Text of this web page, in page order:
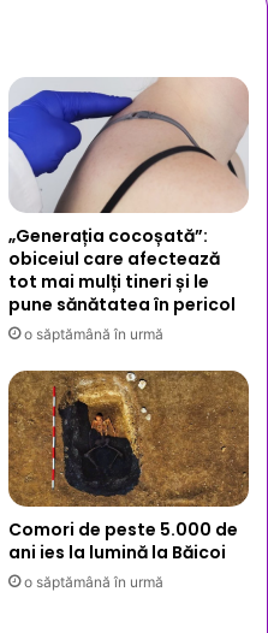
„Generația cocoșată”:
obiceiul care afectează
tot mai mulți tineri și le
pune sănătatea în pericol
o săptămână în urmă
Comori de peste 5.000 de
ani ies la lumină la Băicoi
o săptămână în urmă